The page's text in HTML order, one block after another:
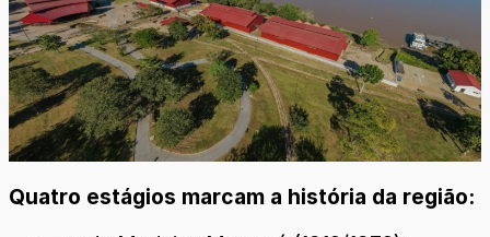
Quatro estágios marcam a história da região: